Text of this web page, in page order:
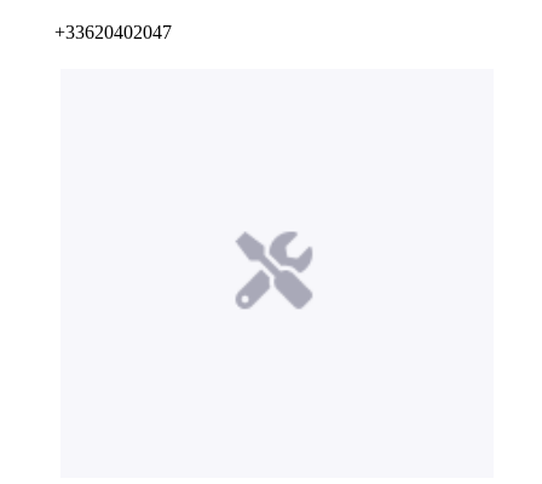
+33620402047